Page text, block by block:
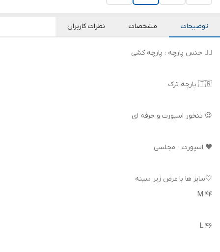
توضیحات مشخصات نظرات کاربران
👌🏻 جنس پارچه : پارچه کشی
🇹🇷 پارچه ترک
😍 تنخور اسپورت و حرفه ای
❤️ اسپورت - مجلسی
🤍سایز ها با عرض زیر سینه
M 44
L 46